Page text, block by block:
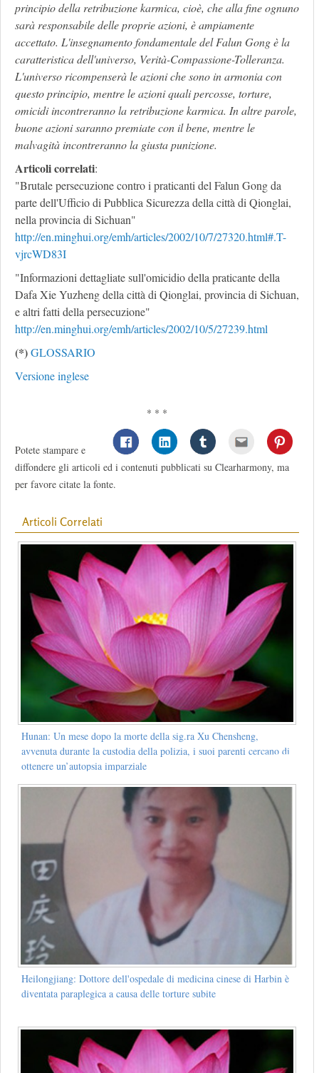
principio della retribuzione karmica, cioè, che alla fine ognuno
sarà responsabile delle proprie azioni, è ampiamente
accettato. L'insegnamento fondamentale del Falun Gong è la
caratteristica dell'universo, Verità-Compassione-Tolleranza.
L'universo ricompenserà le azioni che sono in armonia con
questo principio, mentre le azioni quali percosse, torture,
omicidi incontreranno la retribuzione karmica. In altre parole,
buone azioni saranno premiate con il bene, mentre le
malvagità incontreranno la giusta punizione.
Articoli correlati:
"Brutale persecuzione contro i praticanti del Falun Gong da
parte dell'Ufficio di Pubblica Sicurezza della città di Qionglai,
nella provincia di Sichuan"
http://en.minghui.org/emh/articles/2002/10/7/27320.html#.T-
vjrcWD83I
"Informazioni dettagliate sull'omicidio della praticante della
Dafa Xie Yuzheng della città di Qionglai, provincia di Sichuan,
e altri fatti della persecuzione"
http://en.minghui.org/emh/articles/2002/10/5/27239.html
(*)GLOSSARIO
Versione inglese
* * *
Potete stampare e
diffondere gli articoli ed i contenuti pubblicati su Clearharmony, ma
per favore citate la fonte.
Articoli Correlati
Hunan: Un mese dopo la morte della sig.ra Xu Chensheng,
avvenuta durante la custodia della polizia, i suoi parenti cercano di
ottenere un’autopsia imparziale
Heilongjiang: Dottore dell'ospedale di medicina cinese di Harbin è
diventata paraplegica a causa delle torture subite